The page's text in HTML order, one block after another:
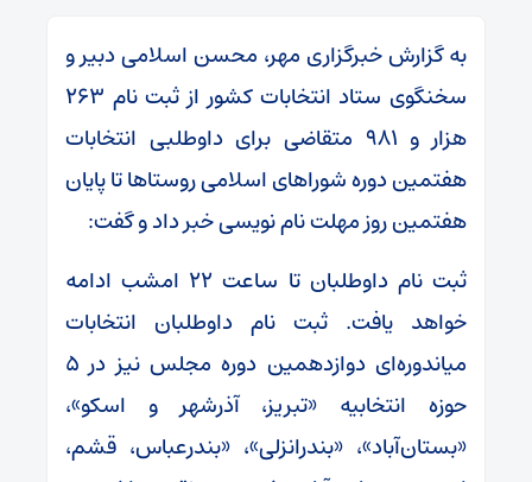
به گزارش خبرگزاری مهر، محسن اسلامی دبیر و
سخنگوی ستاد انتخابات کشور از ثبت نام ۲۶۳
هزار و ۹۸۱ متقاضی برای داوطلبی انتخابات
هفتمین دوره شوراهای اسلامی روستاها تا پایان
هفتمین روز مهلت نام نویسی خبر داد و گفت:
ثبت نام داوطلبان تا ساعت ۲۲ امشب ادامه
خواهد یافت. ثبت نام داوطلبان انتخابات
میاندوره‌ای دوازدهمین دوره مجلس نیز در ۵
حوزه انتخابیه «تبریز، آذرشهر و اسکو»،
«بستان‌آباد»، «بندرانزلی»، «بندرعباس، قشم،